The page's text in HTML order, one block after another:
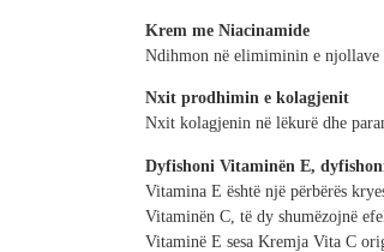
Krem me Niacinamide
Ndihmon në elimiminin e
Nxit prodhimin e kolagjenit
Nxit kolagjenin në lëkurë dhe
Dyfishoni Vitaminën E,
Vitamina E është një përbërës
Vitaminën C, të dy shumëzojnë
Vitaminë E sesa Kremja Vita C